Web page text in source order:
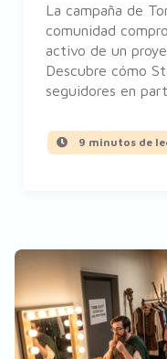
La campaña de
comunidad
activo de un
Descubre cómo
seguidores en
9 minutos de